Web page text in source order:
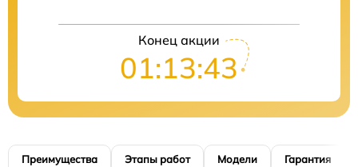
Конец акции
01:13:42
Преимущества Этапы работ Модели Гарантия